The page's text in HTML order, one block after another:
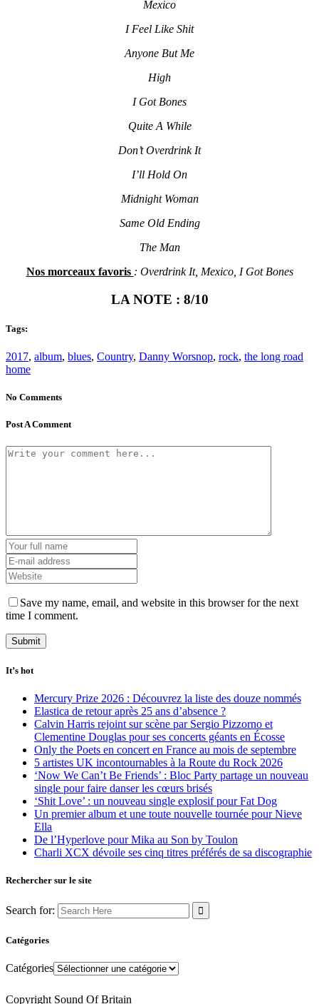
Mexico
I Feel Like Shit
Anyone But Me
High
I Got Bones
Quite A While
Don’t Overdrink It
I’ll Hold On
Midnight Woman
Same Old Ending
The Man
Nos morceaux favoris : Overdrink It, Mexico, I Got Bones
LA NOTE : 8/10
Tags:
2017, album, blues, Country, Danny Worsnop, rock, the long road
home
No Comments
Post A Comment
Save my name, email, and website in this browser for the next
time I comment.
It’s hot
Mercury Prize 2026 : Découvrez la liste des douze nommés
Elastica de retour après 25 ans d’absence ?
Calvin Harris rejoint sur scène par Sergio Pizzorno et
Clementine Douglas pour ses concerts géants en Écosse
Only the Poets en concert en France au mois de septembre
5 artistes UK incontournables à la Route du Rock 2026
‘Now We Can’t Be Friends’ : Bloc Party partage un nouveau
single pour faire danser les cœurs brisés
‘Shit Love’ : un nouveau single explosif pour Fat Dog
Un premier album et une toute nouvelle tournée pour Nieve
Ella
De l’Hyperlove pour Mika au Son by Toulon
Charli XCX dévoile ses cinq titres préférés de sa discographie
Rechercher sur le site
Search for:
Catégories
Catégories
Copyright Sound Of Britain